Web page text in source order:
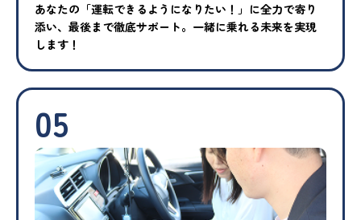
あなたの「運転できるようになりたい！」に全力で寄り
添い、最後まで徹底サポート。一緒に乗れる未来を実現
します！
05